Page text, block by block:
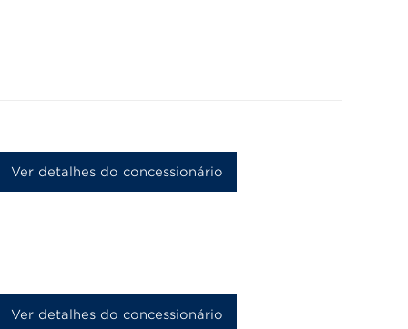
Ver detalhes do concessionário
Ver detalhes do concessionário